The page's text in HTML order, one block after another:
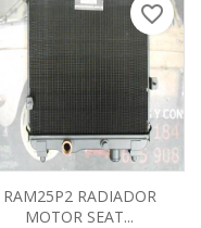
RAM25P2 RADIADOR
MOTOR SEAT...
favorite_border